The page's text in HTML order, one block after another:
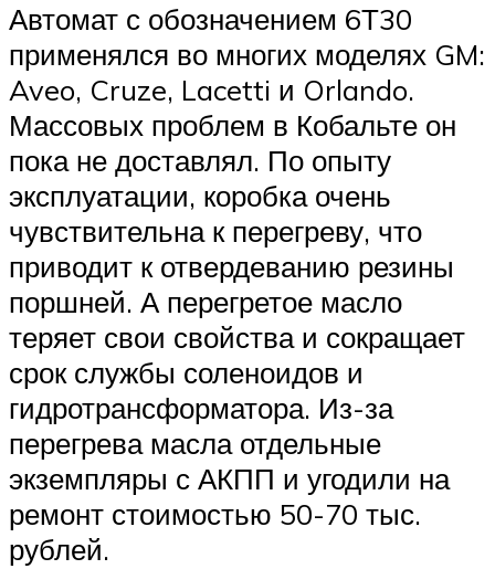
Автомат с обозначением 6Т30
применялся во многих моделях GM:
Aveo, Cruze, Lacetti и Orlando.
Массовых проблем в Кобальте он
пока не доставлял. По опыту
эксплуатации, коробка очень
чувствительна к перегреву, что
приводит к отвердеванию резины
поршней. А перегретое масло
теряет свои свойства и сокращает
срок службы соленоидов и
гидротрансформатора. Из-за
перегрева масла отдельные
экземпляры с АКПП и угодили на
ремонт стоимостью 50-70 тыс.
рублей.